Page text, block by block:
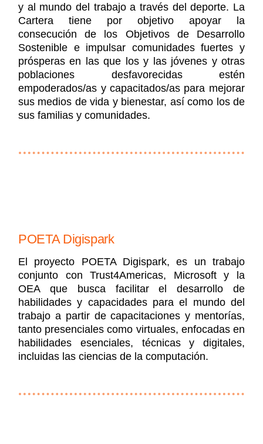
y al mundo del trabajo a través del deporte. La
Cartera tiene por objetivo apoyar la
consecución de los Objetivos de Desarrollo
Sostenible e impulsar comunidades fuertes y
prósperas en las que los y las jóvenes y otras
poblaciones desfavorecidas estén
empoderados/as y capacitados/as para mejorar
sus medios de vida y bienestar, así como los de
sus familias y comunidades.
POETA Digispark
El proyecto POETA Digispark, es un trabajo
conjunto con Trust4Americas, Microsoft y la
OEA que busca facilitar el desarrollo de
habilidades y capacidades para el mundo del
trabajo a partir de capacitaciones y mentorías,
tanto presenciales como virtuales, enfocadas en
habilidades esenciales, técnicas y digitales,
incluidas las ciencias de la computación.